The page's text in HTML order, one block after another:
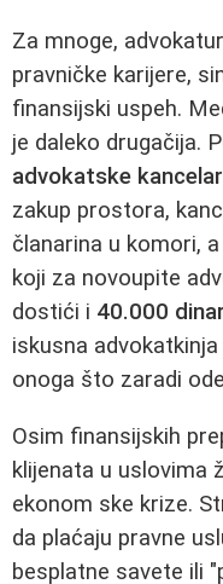
Za mnoge,
pravničke karijere,
finansijski uspeh.
je daleko drugačija.
advokatske
zakup prostora,
članarina u komori,
koji za novoupite
dostići i 40.000
iskusna
onoga što zaradi
Osim finansijskih
klijenata u uslovima
ekonom ske krize.
da plaćaju pravne
besplatne savete ili